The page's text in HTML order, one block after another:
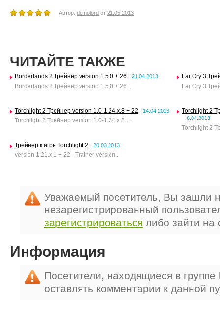
Автор: demolord от 21.05.2013
ЧИТАЙТЕ ТАКЖЕ
Borderlands 2 Трейнер version 1.5.0 + 26 21.04.2013
Borderlands 2 Трейнер version 1.5.0 + 26 ..
Far Cry 3
Far Cry 3
Torchlight 2 Трейнер version 1.0-1.24.x.8 + 22 14.04.2013
Torchlight 2 Трейнер version 1.0-1.24.x.8 +..
Torchlight 2
6.04.2013
Torchlight 2
Трейнер к игре Torchlight 2 20.03.2013
version 1.21.x.1 + 22 - Trainer version..
Уважаемый посетитель, Вы зашли
незарегистрированный
зарегистрироваться либо зайти на
Информация
Посетители, находящиеся в группе
оставлять комментарии к данной